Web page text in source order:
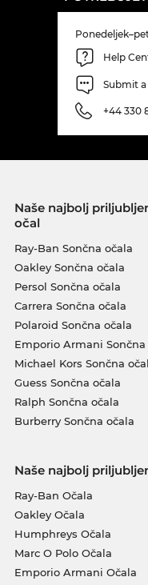
Help
Submit
+44 330
Naše najbolj
očal
Ray-Ban Sončna očala
Oakley Sončna očala
Persol Sončna očala
Carrera Sončna očala
Polaroid Sončna očala
Emporio Armani Sončna
Michael Kors Sončna
Guess Sončna očala
Ralph Sončna očala
Burberry Sončna očala
Naše najbolj
Ray-Ban Očala
Oakley Očala
Humphreys Očala
Marc O Polo Očala
Emporio Armani Očala